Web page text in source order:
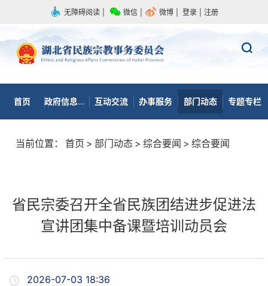
无障碍阅读 微信 微博 登录 注册
首页 政府信息公开 互动交流 办事服务 部门动态 专题专栏
当前位置： 首页 > 部门动态 > 综合要闻 > 综合要闻
省民宗委召开全省民族团结进步促进法
宣讲团集中备课暨培训动员会
2026-07-03 18:36